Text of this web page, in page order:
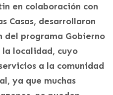
en colaboración con
Casas, desarrollaron
del programa Gobierno
la localidad, cuyo
a la comunidad
ya que muchas